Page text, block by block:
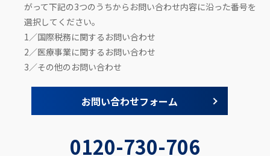
がって下記の3つのうちからお問い合わせ内容に沿った番号を
選択してください。
1／国際税務に関するお問い合わせ
2／医療事業に関するお問い合わせ
3／その他のお問い合わせ
お問い合わせフォーム
0120-730-706